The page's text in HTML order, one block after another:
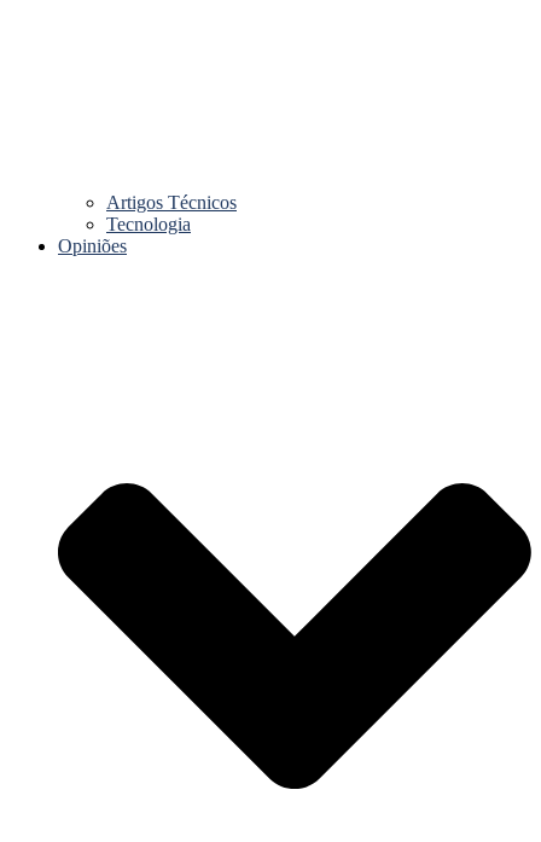
Artigos Técnicos
Tecnologia
Opiniões